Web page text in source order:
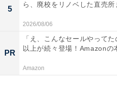
5
ら、廃校をリノベした直売
2026/08/06
PR
「え、こんなセールやって
以上が続々登場！Amazonの
Amazon